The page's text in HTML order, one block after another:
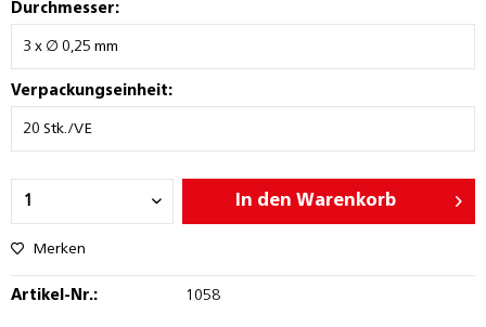
Durchmesser:
Verpackungseinheit:
In den Warenkorb
Merken
Artikel-Nr.: 1058